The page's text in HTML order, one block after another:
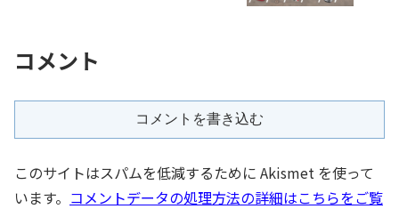
コメント
コメントを書き込む
このサイトはスパムを低減するために Akismet を使って
います。 コメントデータの処理方法の詳細はこちらをご覧